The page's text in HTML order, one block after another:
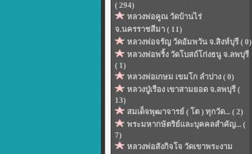
( 294)
หลวงพ่อคูณ วัดบ้านไร่
จ.นครราชสีมา ( 11)
หลวงพ่อจรัญ วัดอัมพวัน จ.สิงห์บุรี ( 0)
หลวงพ่อพริ้ง วัดโบสถ์โก่งธนู จ.ลพบุรี
( 1)
หลวงพ่อเกษม เขมโก ลำปาง ( 0)
หลวงปู่เรือง เขาสามยอด จ.ลพบุรี (
13)
สมเด็จพุฒาจารย์ ( โต ) ทุกวัด... ( 2)
พระมหากษัตริย์และบุคคลสำคัญ... (
7)
หลวงพ่อสังกิจโจ วัดเขาพระงาม